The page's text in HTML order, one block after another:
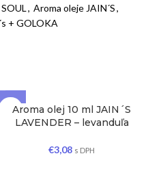
, Aroma oleje JAIN´S,
+ GOLOKA
Aroma olej 10 ml JAIN´S
LAVENDER – levanduľa
€3,08 s DPH